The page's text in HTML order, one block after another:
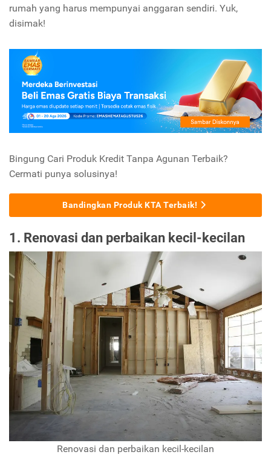
rumah yang harus mempunyai anggaran sendiri. Yuk,
disimak!
Bingung Cari Produk Kredit Tanpa Agunan Terbaik?
Cermati punya solusinya!
Bandingkan Produk KTA Terbaik!
1. Renovasi dan perbaikan kecil-kecilan
Renovasi dan perbaikan kecil-kecilan